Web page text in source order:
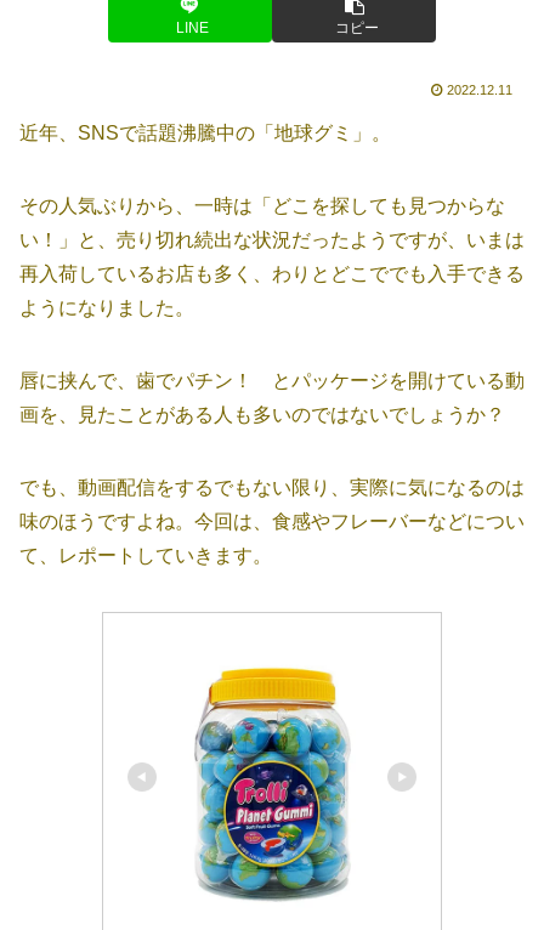
LINE コピー
2022.12.11
近年、SNSで話題沸騰中の「地球グミ」。
その人気ぶりから、一時は「どこを探しても見つからな
い！」と、売り切れ続出な状況だったようですが、いまは
再入荷しているお店も多く、わりとどこででも入手できる
ようになりました。
唇に挟んで、歯でパチン！ とパッケージを開けている動
画を、見たことがある人も多いのではないでしょうか？
でも、動画配信をするでもない限り、実際に気になるのは
味のほうですよね。今回は、食感やフレーバーなどについ
て、レポートしていきます。